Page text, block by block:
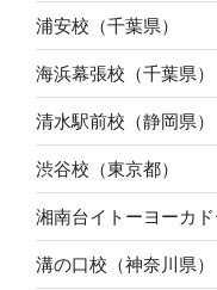
浦安校（千葉県）
海浜幕張校（千葉県）
清水駅前校（静岡県）
渋谷校（東京都）
湘南台イトーヨーカド
溝の口校（神奈川県）